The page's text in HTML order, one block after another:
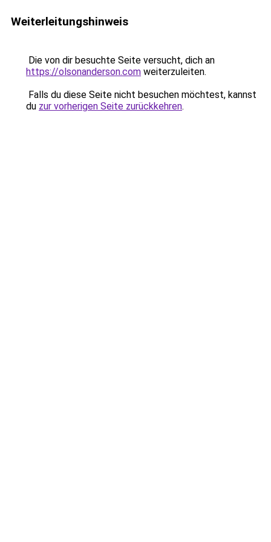
Weiterleitungshinweis
Die von dir besuchte Seite versucht, dich an
https://olsonanderson.com weiterzuleiten.
Falls du diese Seite nicht besuchen möchtest, kannst
du zur vorherigen Seite zurückkehren.